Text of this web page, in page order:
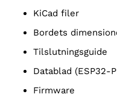
KiCad filer
Bordets
Tilslutningsguide
Datablad (ESP32-
Firmware